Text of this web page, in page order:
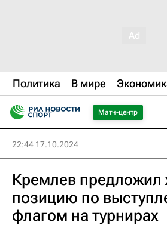
Политика В мире
Матч-центр
22:44 17.10.2024
Кремлев предложил
позицию по
флагом на турнирах